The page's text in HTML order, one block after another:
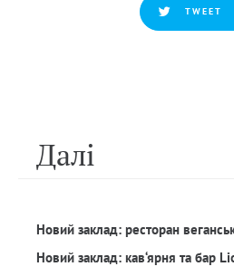
TWEET
Далi
Новий заклад: ресторан
Новий заклад: кав‘ярня та бар